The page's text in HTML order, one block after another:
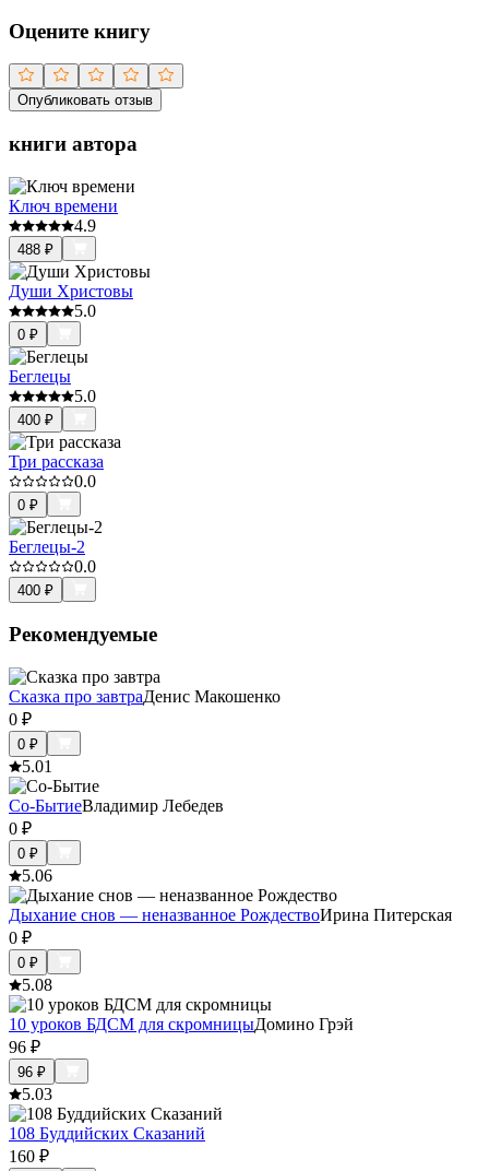
Оцените книгу
Опубликовать отзыв
книги автора
Ключ времени
4.9
488 ₽
Души Христовы
5.0
0 ₽
Беглецы
5.0
400 ₽
Три рассказа
0.0
0 ₽
Беглецы-2
0.0
400 ₽
Рекомендуемые
Сказка про завтраДенис Макошенко
0 ₽
0 ₽
5.01
Со-БытиеВладимир Лебедев
0 ₽
0 ₽
5.06
Дыхание снов — неназванное РождествоИрина Питерская
0 ₽
0 ₽
5.08
10 уроков БДСМ для скромницыДомино Грэй
96 ₽
96 ₽
5.03
108 Буддийских Сказаний
160 ₽